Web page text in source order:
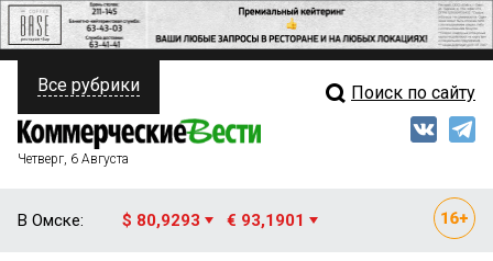
ПОЛИТИКА
ФИНАНСЫ
Свежий выпуск
Все рубрики Поиск по сайту
Четверг, 6 Августа
В Омске: $ 80,9293 € 93,1901